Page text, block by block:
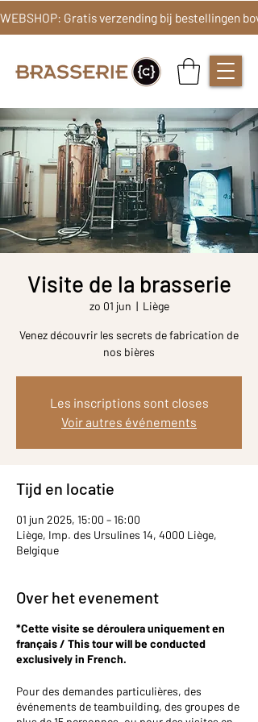
Visite de la brasserie
zo 01 jun
  |
Liège
Venez découvrir les secrets de fabrication de
nos bières
Les inscriptions sont closes
Voir autres événements
Tijd en locatie
01 jun 2025, 15:00 – 16:00
Liège, Imp. des Ursulines 14, 4000 Liège,
Belgique
Over het evenement
*Cette visite se déroulera uniquement en
français / This tour will be conducted
exclusively in French.
Pour des demandes particulières, des
événements de teambuilding, des groupes de